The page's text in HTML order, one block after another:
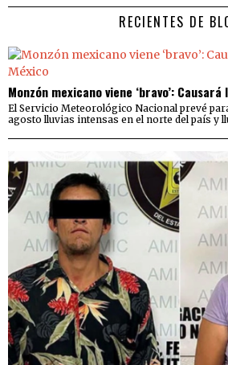
RECIENTES DE
Monzón mexicano viene ‘bravo’:
El Servicio Meteorológico Nacional prevé
agosto lluvias intensas en el norte del país y